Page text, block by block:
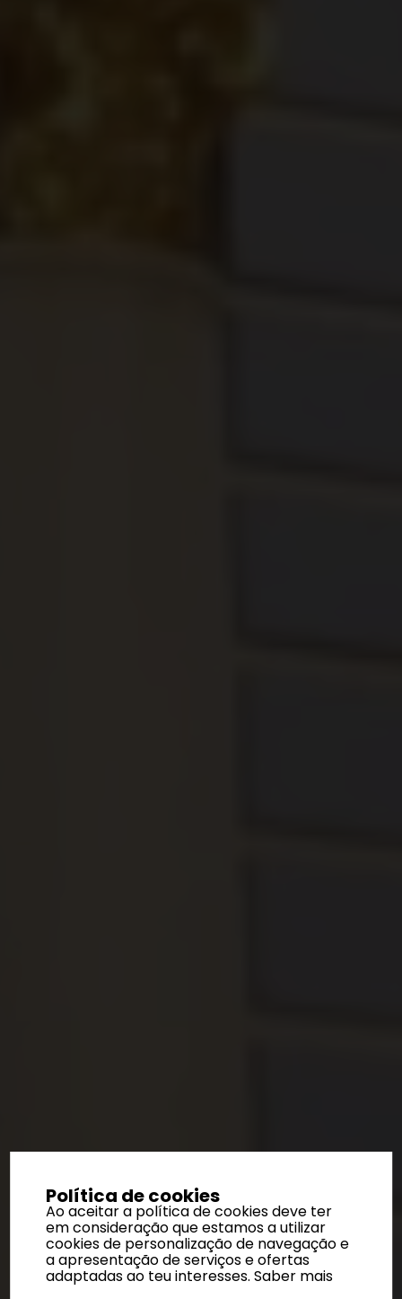
Política de cookies
Ao aceitar a política de cookies deve ter
em consideração que estamos a utilizar
cookies de personalização de navegação e
a apresentação de serviços e ofertas
adaptadas ao teu interesses.Saber mais